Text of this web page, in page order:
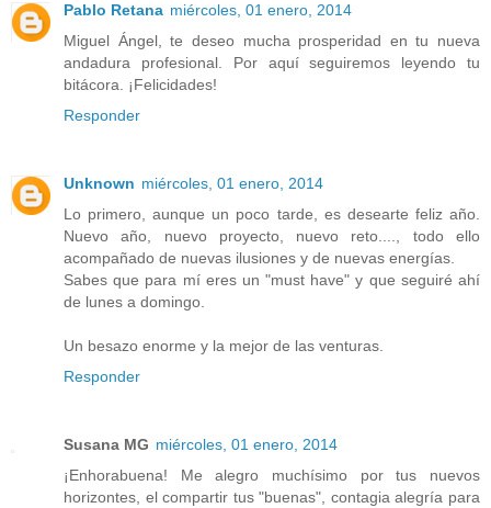
Pablo Retana miércoles, 01 enero, 2014
Miguel Ángel, te deseo mucha prosperidad en tu nueva
andadura profesional. Por aquí seguiremos leyendo tu
bitácora. ¡Felicidades!
Responder
Unknown miércoles, 01 enero, 2014
Lo primero, aunque un poco tarde, es desearte feliz año.
Nuevo año, nuevo proyecto, nuevo reto...., todo ello
acompañado de nuevas ilusiones y de nuevas energías.
Sabes que para mí eres un "must have" y que seguiré ahí
de lunes a domingo.
Un besazo enorme y la mejor de las venturas.
Responder
Susana MG miércoles, 01 enero, 2014
¡Enhorabuena! Me alegro muchísimo por tus nuevos
horizontes, el compartir tus "buenas", contagia alegría para